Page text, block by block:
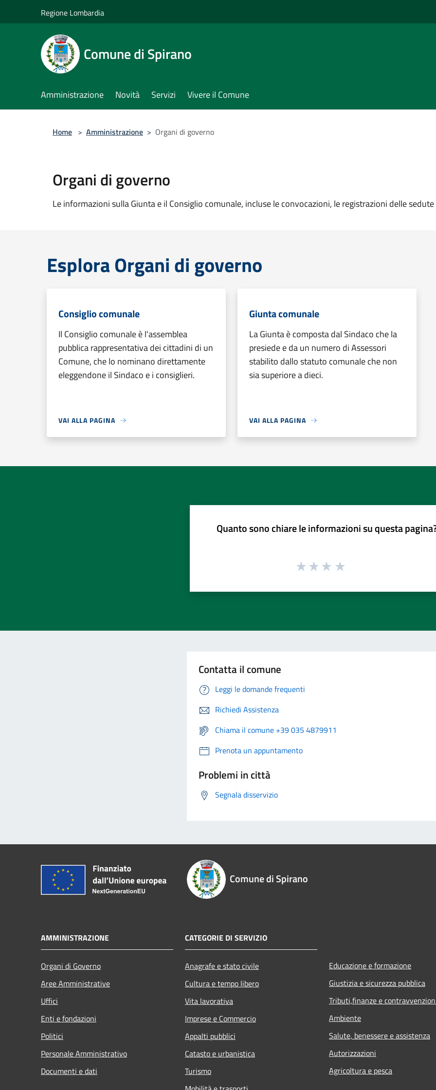
Regione Lombardia
Comune di Spirano
Amministrazione Novità Servizi Vivere il Comune
Home > Amministrazione > Organi di governo
Organi di governo
Le informazioni sulla Giunta e il Consiglio comunale, incluse le convocazioni, le registrazioni delle
Esplora Organi di governo
Consiglio comunale
Il Consiglio comunale è l'assemblea
pubblica rappresentativa dei cittadini di un
Comune, che lo nominano direttamente
eleggendone il Sindaco e i consiglieri.
VAI ALLA PAGINA
Giunta comunale
La Giunta è composta dal Sindaco che la
presiede e da un numero di Assessori
stabilito dallo statuto comunale che non
sia superiore a dieci.
VAI ALLA PAGINA
Quanto sono chiare le informazioni su questa
Contatta il comune
Leggi le domande frequenti
Richiedi Assistenza
Chiama il comune +39 035 4879911
Prenota un appuntamento
Problemi in città
Segnala disservizio
Comune di Spirano
AMMINISTRAZIONE
Organi di Governo
Aree Amministrative
Uffici
Enti e fondazioni
Politici
Personale Amministrativo
Documenti e dati
CATEGORIE DI SERVIZIO
Anagrafe e stato civile
Cultura e tempo libero
Vita lavorativa
Imprese e Commercio
Appalti pubblici
Catasto e urbanistica
Turismo
Educazione e formazione
Giustizia e sicurezza pubblica
Tributi,finanze e
Ambiente
Salute, benessere e assistenza
Autorizzazioni
Agricoltura e pesca